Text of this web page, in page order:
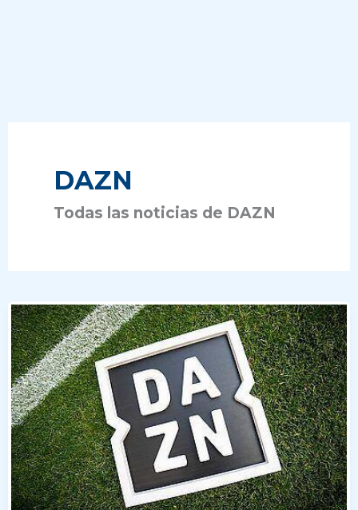
DAZN
Todas las noticias de DAZN